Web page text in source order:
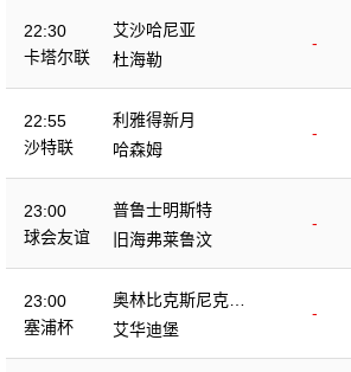
22:30
卡塔尔联
艾沙哈尼亚
-
杜海勒
22:55
沙特联
利雅得新月
-
哈森姆
23:00
球会友谊
普鲁士明斯特
-
旧海弗莱鲁汶
23:00
塞浦杯
奥林比克斯尼克西
亚
-
艾华迪堡